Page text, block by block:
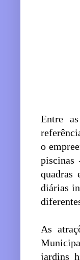
Entre
o
piscinas
quadras
diárias
As
jardins